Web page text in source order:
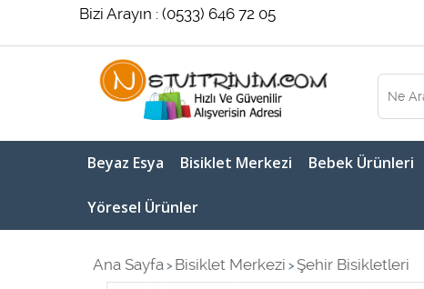
Bizi Arayın : (0533) 646 72 05
Beyaz Esya Bisiklet Merkezi Bebek Ürünleri
Yöresel Ürünler
Ana Sayfa > Bisiklet Merkezi > Şehir Bisikletleri